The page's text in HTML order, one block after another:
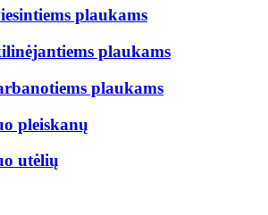
plaukams
plaukams
plaukams
pleiskanų
utėlių